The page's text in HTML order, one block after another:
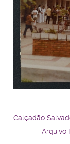
Calçadão
Arquivo